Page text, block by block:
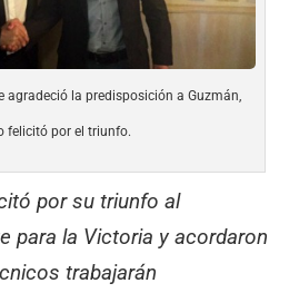
agradeció la predisposición a Guzmán,
felicitó por el triunfo.
por su triunfo al
para la Victoria y acordaron
trabajarán